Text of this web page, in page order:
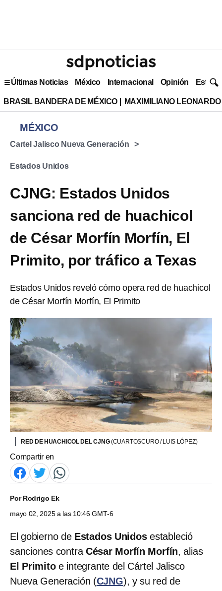
Últimas Noticias México Internacional Opinión Estilo
BRASIL BANDERA DE MÉXICO MAXIMILIANO
MÉXICO
Cartel Jalisco Nueva Generación
Estados Unidos
CJNG: Estados Unidos
sanciona red de huachicol
de César Morfín Morfín, El
Primito, por tráfico a Texas
Estados Unidos reveló cómo opera red de huachicol
de César Morfín Morfín, El Primito
RED DE HUACHICOL DEL CJNG(CUARTOSCURO / LUIS LÓPEZ)
Compartir en
PorRodrigo Ek
mayo 02, 2025 a las 10:46 GMT-6
El gobierno de Estados Unidosestableció
sanciones contra César Morfín Morfín, alias
El Primitoe integrante del Cártel Jalisco
Nueva Generación (CJNG), y su red de